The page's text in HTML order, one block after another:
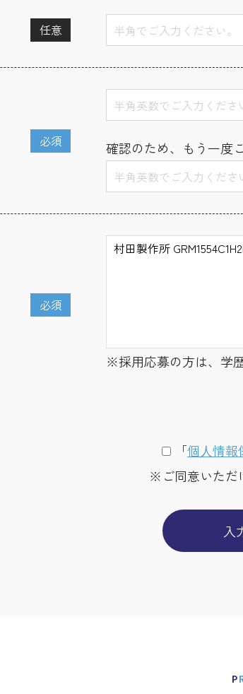
任意
必須 確認のため、もう一度
必須
※採用応募の方は、学
「個⼈情報
※ご同意いただ